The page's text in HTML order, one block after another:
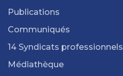
Publications
Communiqués
14 Syndicats professionnels
Médiathèque